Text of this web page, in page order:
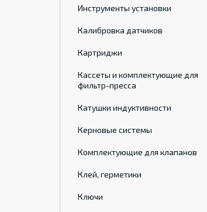
Инструменты установки
Калибровка датчиков
Картриджи
Кассеты и комплектующие для
фильтр-пресса
Катушки индуктивности
Керновые системы
Комплектующие для клапанов
Клей, герметики
Ключи